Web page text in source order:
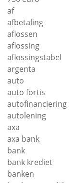
af
afbetaling
aflossen
aflossing
aflossingstabel
argenta
auto
auto fortis
autofinanciering
autolening
axa
axa bank
bank
bank krediet
banken